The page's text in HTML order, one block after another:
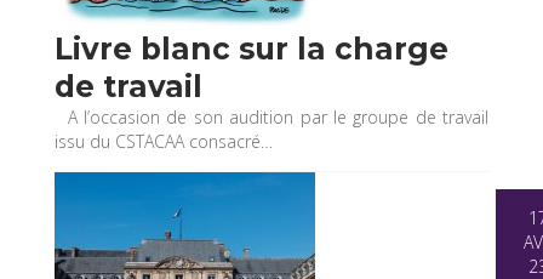
Livre blanc sur la charge
de travail
A l’occasion de son audition par le groupe de travail
issu du CSTACAA consacré…